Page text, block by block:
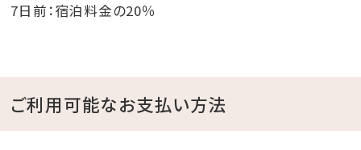
7日前：宿泊料金の20％
ご利用可能なお支払い方法